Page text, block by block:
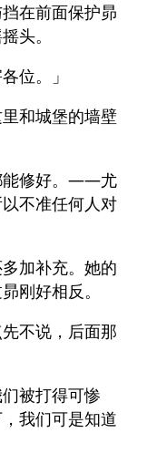
在前面保护昴
头。
位。」
和城堡的墙壁
能修好。——尤
不准任何人对
加补充。她的
刚好相反。
不说，后面那
被打得可惨
我们可是知道